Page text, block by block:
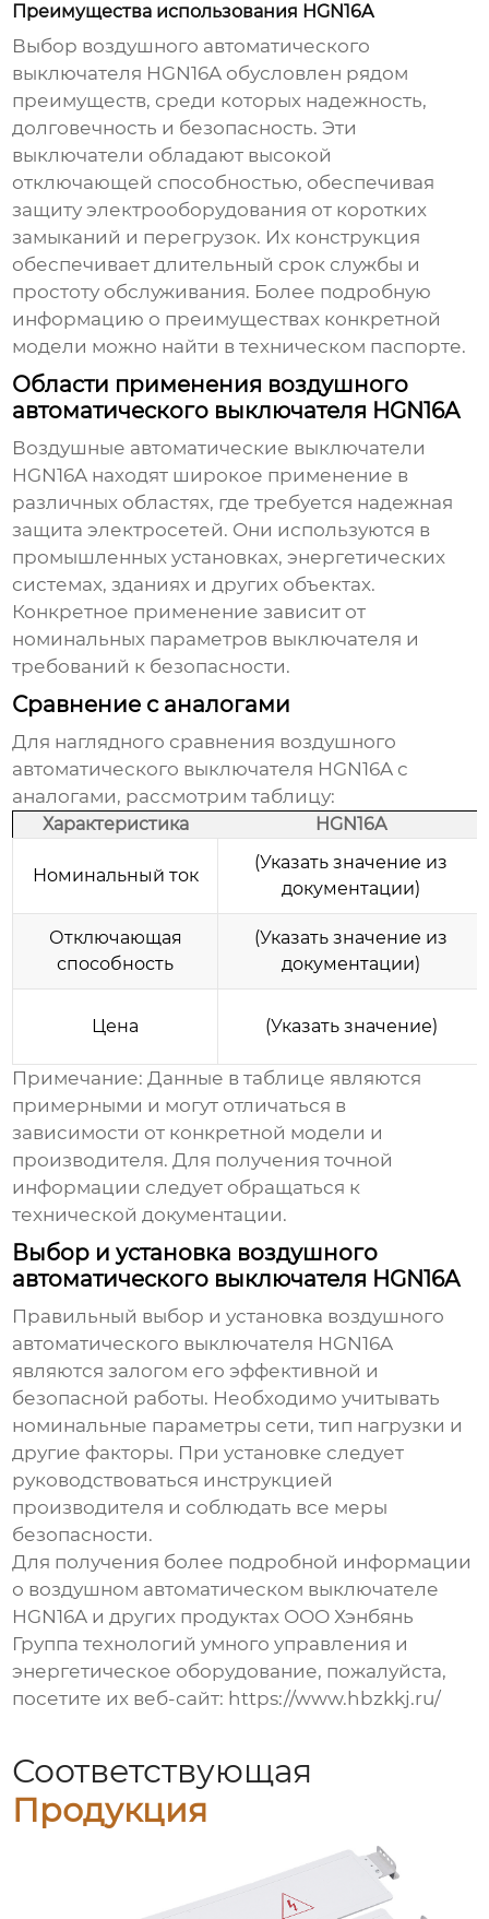
Преимущества использования HGN16A
Выбор воздушного автоматического
выключателя HGN16A обусловлен рядом
преимуществ, среди которых надежность,
долговечность и безопасность. Эти
выключатели обладают высокой
отключающей способностью, обеспечивая
защиту электрооборудования от коротких
замыканий и перегрузок. Их конструкция
обеспечивает длительный срок службы и
простоту обслуживания. Более подробную
информацию о преимуществах конкретной
модели можно найти в техническом паспорте.
Области применения воздушного
автоматического выключателя HGN16A
Воздушные автоматические выключатели
HGN16A находят широкое применение в
различных областях, где требуется надежная
защита электросетей. Они используются в
промышленных установках, энергетических
системах, зданиях и других объектах.
Конкретное применение зависит от
номинальных параметров выключателя и
требований к безопасности.
Сравнение с аналогами
Для наглядного сравнения воздушного
автоматического выключателя HGN16A с
аналогами, рассмотрим таблицу:
Характеристика HGN16A
Номинальный ток
(Указать значение из
документации)
Отключающая
способность
(Указать значение из
документации)
Цена (Указать значение)
Примечание: Данные в таблице являются
примерными и могут отличаться в
зависимости от конкретной модели и
производителя. Для получения точной
информации следует обращаться к
технической документации.
Выбор и установка воздушного
автоматического выключателя HGN16A
Правильный выбор и установка воздушного
автоматического выключателя HGN16A
являются залогом его эффективной и
безопасной работы. Необходимо учитывать
номинальные параметры сети, тип нагрузки и
другие факторы. При установке следует
руководствоваться инструкцией
производителя и соблюдать все меры
безопасности.
Для получения более подробной информации
о воздушном автоматическом выключателе
HGN16A и других продуктах ООО Хэнбянь
Группа технологий умного управления и
энергетическое оборудование, пожалуйста,
посетите их веб-сайт: https://www.hbzkkj.ru/
Соответствующая
Продукция